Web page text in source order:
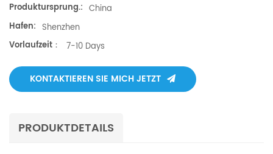
Produktursprung.: China
Hafen: Shenzhen
Vorlaufzeit：
7-10 Days
KONTAKTIEREN SIE MICH JETZT
PRODUKTDETAILS